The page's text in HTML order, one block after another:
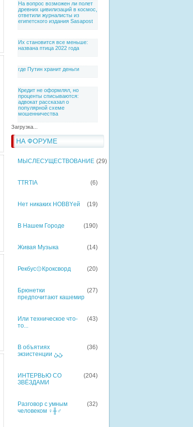
На вопрос возможен ли полет
древних цивилизаций в космос,
ответили журналисты из
египетского издания Sasapost
Их становится все меньше:
названа птица 2022 года
где Путин хранит деньги
Кредит не оформлял, но
проценты списываются:
адвокат рассказал о
популярной схеме
мошенничества
Загрузка...
НА ФОРУМЕ
МЫСЛЕСУЩЕСТВОВАНИЕ (29)
TTRTIA (6)
Нет никаких HOBBYей (19)
В Нашем Городе (190)
Живая Музыка (14)
Рекбус۞Кроксворд (20)
Брюнетки
предпочитают кашемир
(27)
Или техническое что-
то...
(43)
В объятиях
экзистенции ﮡﮡ
(36)
ИНТЕРВЬЮ СО
ЗВЁЗДАМИ
(204)
Разговор с умным
человеком ♀╫♂
(32)